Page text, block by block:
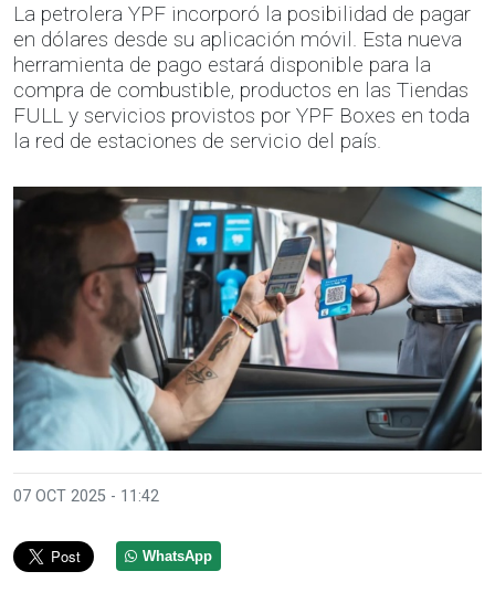
La petrolera YPF incorporó la posibilidad de pagar
en dólares desde su aplicación móvil. Esta nueva
herramienta de pago estará disponible para la
compra de combustible, productos en las Tiendas
FULL y servicios provistos por YPF Boxes en toda
la red de estaciones de servicio del país.
07 OCT 2025 - 11:42
WhatsApp